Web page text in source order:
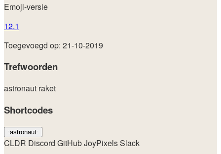
Emoji-versie
12.1
Toegevoegd op: 21-10-2019
Trefwoorden
astronaut raket
Shortcodes
:astronaut:
CLDR Discord GitHubJoyPixelsSlack